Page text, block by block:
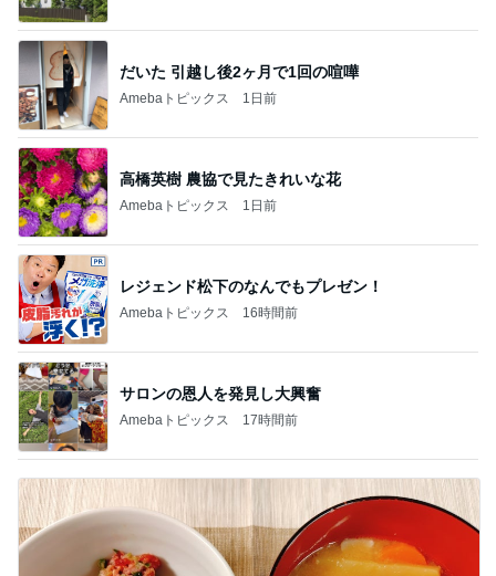
だいた 引越し後2ヶ月で1回の喧嘩
Amebaトピックス 1日前
高橋英樹 農協で見たきれいな花
Amebaトピックス 1日前
レジェンド松下のなんでもプレゼン！
Amebaトピックス 16時間前
サロンの恩人を発見し大興奮
Amebaトピックス 17時間前